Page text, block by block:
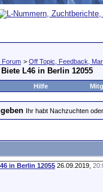
Forum > Off Topic, Feedback,
Biete L46 in Berlin 12055
Hilfe
Ihr habt Nachzuchten
in Berlin 12055 26.09.2019,